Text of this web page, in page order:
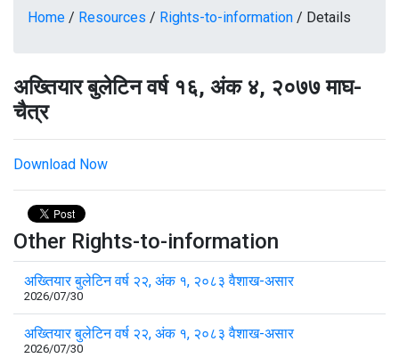
Home / Resources / Rights-to-information / Details
अख्तियार बुलेटिन वर्ष १६, अंक ४, २०७७ माघ-
चैत्र
Download Now
Other Rights-to-information
अख्तियार बुलेटिन वर्ष २२, अंक १, २०८३ वैशाख-असार
2026/07/30
अख्तियार बुलेटिन वर्ष २२, अंक १, २०८३ वैशाख-असार
2026/07/30